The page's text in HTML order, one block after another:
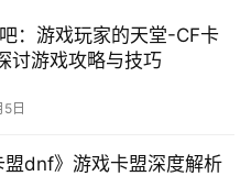
：游戏玩家的天堂-CF卡
讨游戏攻略与技巧
日
盟dnf》游戏卡盟深度解析